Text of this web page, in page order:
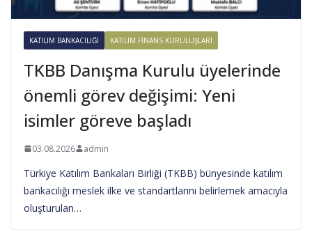
KATILIM BANKACILIĞI KATILIM FINANS KURULUŞLARI
TKBB Danışma Kurulu üyelerinde
önemli görev değişimi: Yeni
isimler göreve başladı
03.08.2026 admin
Türkiye Katılım Bankaları Birliği (TKBB) bünyesinde katılım
bankacılığı meslek ilke ve standartlarını belirlemek amacıyla
oluşturulan…